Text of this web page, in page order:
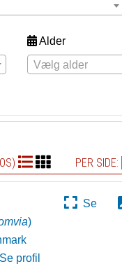
Alder
Vælg alder
PER SIDE:
Se
)
Se profil